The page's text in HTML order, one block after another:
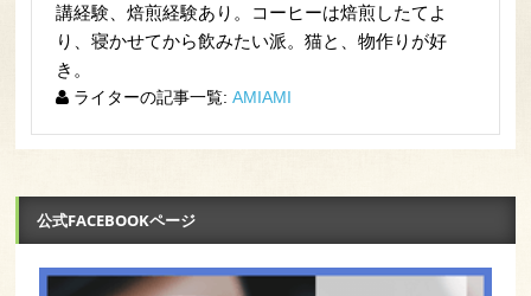
講経験、焙煎経験あり。コーヒーは焙煎したてよ
り、寝かせてから飲みたい派。猫と、物作りが好
き。
ライターの記事一覧: AMIAMI
公式FACEBOOKページ